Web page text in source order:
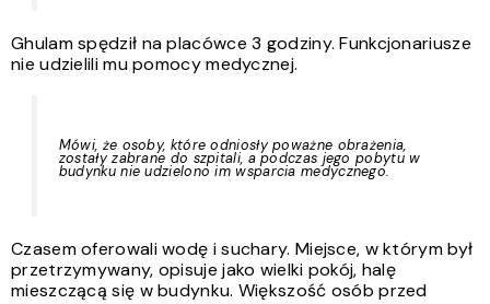
Ghulam spędził na placówce 3 godziny. Funkcjonariusze
nie udzielili mu pomocy medycznej.
Mówi, że osoby, które odniosły poważne obrażenia,
zostały zabrane do szpitali, a podczas jego pobytu w
budynku nie udzielono im wsparcia medycznego.
Czasem oferowali wodę i suchary. Miejsce, w którym był
przetrzymywany, opisuje jako wielki pokój, halę
mieszczącą się w budynku. Większość osób przed